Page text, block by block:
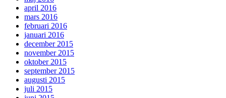
april 2016
mars 2016
februari 2016
januari 2016
december 2015
november 2015
oktober 2015
september 2015
augusti 2015
juli 2015